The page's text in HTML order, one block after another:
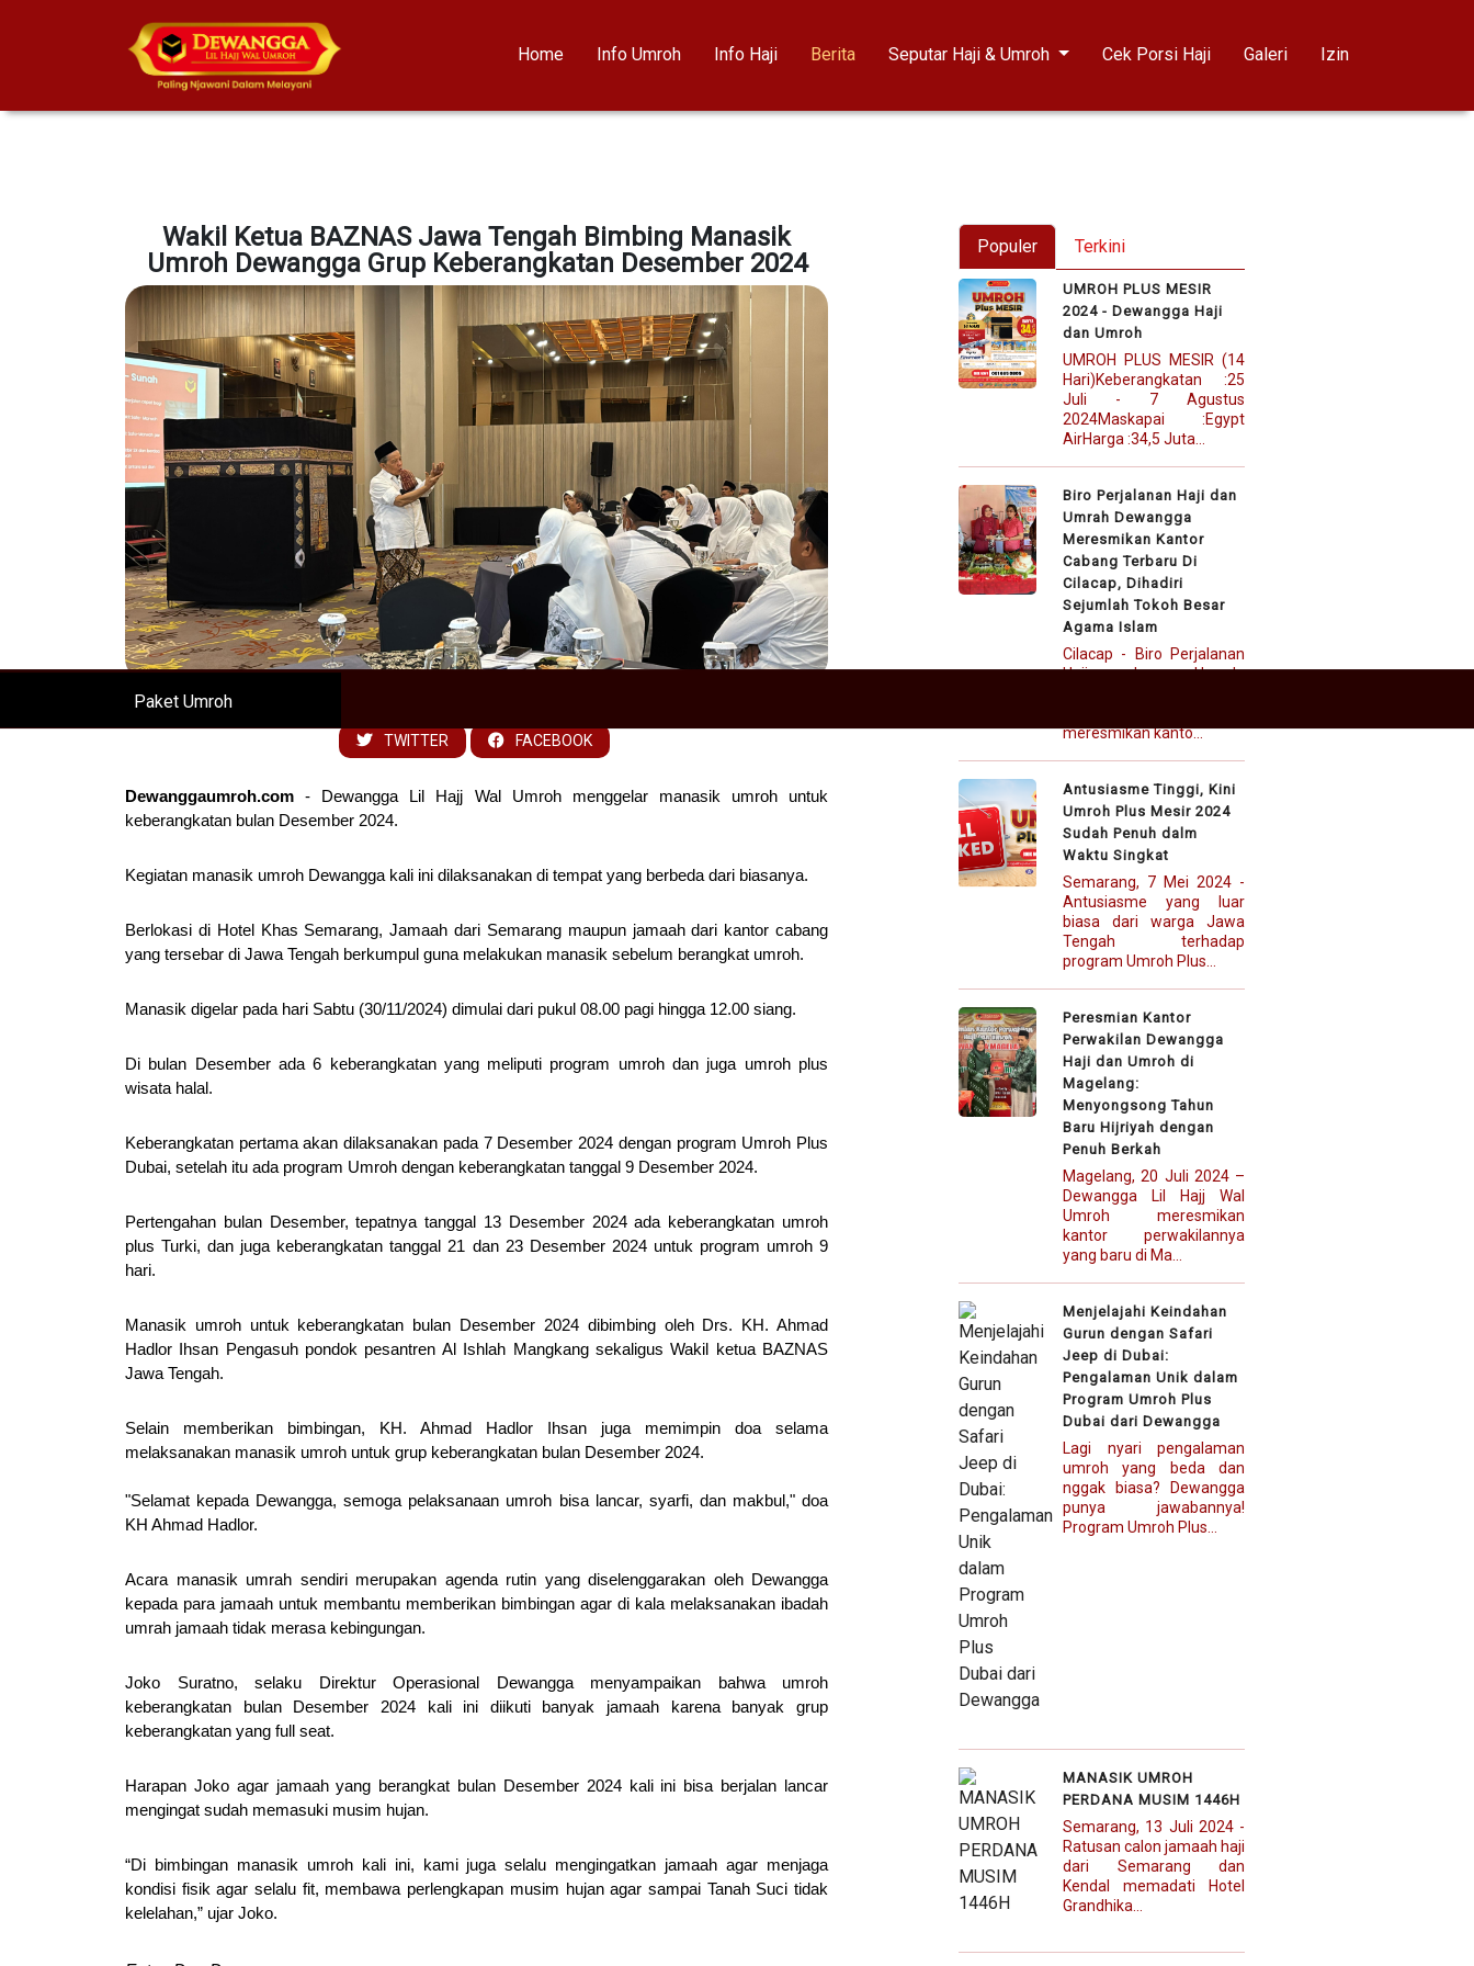
Home Info Umroh Info Haji Berita Seputar Haji & Umroh Cek Porsi Haji Galeri Izin
Paket Umroh
Wakil Ketua BAZNAS Jawa Tengah Bimbing Manasik
Umroh Dewangga Grup Keberangkatan Desember 2024
TWITTER FACEBOOK
Dewanggaumroh.com - Dewangga Lil Hajj Wal Umroh menggelar manasik umroh untuk
keberangkatan bulan Desember 2024.
Kegiatan manasik umroh Dewangga kali ini dilaksanakan di tempat yang berbeda dari biasanya.
Berlokasi di Hotel Khas Semarang, Jamaah dari Semarang maupun jamaah dari kantor cabang
yang tersebar di Jawa Tengah berkumpul guna melakukan manasik sebelum berangkat umroh.
Manasik digelar pada hari Sabtu (30/11/2024) dimulai dari pukul 08.00 pagi hingga 12.00 siang.
Di bulan Desember ada 6 keberangkatan yang meliputi program umroh dan juga umroh plus
wisata halal.
Keberangkatan pertama akan dilaksanakan pada 7 Desember 2024 dengan program Umroh Plus
Dubai, setelah itu ada program Umroh dengan keberangkatan tanggal 9 Desember 2024.
Pertengahan bulan Desember, tepatnya tanggal 13 Desember 2024 ada keberangkatan umroh
plus Turki, dan juga keberangkatan tanggal 21 dan 23 Desember 2024 untuk program umroh 9
hari.
Manasik umroh untuk keberangkatan bulan Desember 2024 dibimbing oleh Drs. KH. Ahmad
Hadlor Ihsan Pengasuh pondok pesantren Al Ishlah Mangkang sekaligus Wakil ketua BAZNAS
Jawa Tengah.
Selain memberikan bimbingan, KH. Ahmad Hadlor Ihsan juga memimpin doa selama
melaksanakan manasik umroh untuk grup keberangkatan bulan Desember 2024.
"Selamat kepada Dewangga, semoga pelaksanaan umroh bisa lancar, syarfi, dan makbul," doa
KH Ahmad Hadlor.
Acara manasik umrah sendiri merupakan agenda rutin yang diselenggarakan oleh Dewangga
kepada para jamaah untuk membantu memberikan bimbingan agar di kala melaksanakan ibadah
umrah jamaah tidak merasa kebingungan.
Joko Suratno, selaku Direktur Operasional Dewangga menyampaikan bahwa umroh
keberangkatan bulan Desember 2024 kali ini diikuti banyak jamaah karena banyak grup
keberangkatan yang full seat.
Harapan Joko agar jamaah yang berangkat bulan Desember 2024 kali ini bisa berjalan lancar
mengingat sudah memasuki musim hujan.
“Di bimbingan manasik umroh kali ini, kami juga selalu mengingatkan jamaah agar menjaga
kondisi fisik agar selalu fit, membawa perlengkapan musim hujan agar sampai Tanah Suci tidak
kelelahan,” ujar Joko.
Populer Terkini
UMROH PLUS MESIR
2024 - Dewangga Haji
dan Umroh
UMROH PLUS MESIR (14
Hari)Keberangkatan :25
Juli - 7 Agustus
2024Maskapai :Egypt
AirHarga :34,5 Juta...
Biro Perjalanan Haji dan
Umrah Dewangga
Meresmikan Kantor
Cabang Terbaru Di
Cilacap, Dihadiri
Sejumlah Tokoh Besar
Agama Islam
Cilacap - Biro Perjalanan
Haji dan Umrah,
meresmikan kanto...
Antusiasme Tinggi, Kini
Umroh Plus Mesir 2024
Sudah Penuh dalm
Waktu Singkat
Semarang, 7 Mei 2024 -
Antusiasme yang luar
biasa dari warga Jawa
Tengah terhadap
program Umroh Plus...
Peresmian Kantor
Perwakilan Dewangga
Haji dan Umroh di
Magelang:
Menyongsong Tahun
Baru Hijriyah dengan
Penuh Berkah
Magelang, 20 Juli 2024 –
Dewangga Lil Hajj Wal
Umroh meresmikan
kantor perwakilannya
yang baru di Ma...
Menjelajahi Keindahan
Gurun dengan Safari
Jeep di Dubai:
Pengalaman Unik dalam
Program Umroh Plus
Dubai dari Dewangga
Lagi nyari pengalaman
umroh yang beda dan
nggak biasa? Dewangga
punya jawabannya!
Program Umroh Plus...
MANASIK UMROH
PERDANA MUSIM 1446H
Semarang, 13 Juli 2024 -
Ratusan calon jamaah haji
dari Semarang dan
Kendal memadati Hotel
Grandhika...